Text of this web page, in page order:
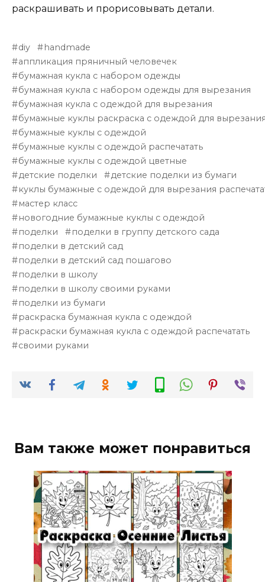
раскрашивать и прорисовывать детали.
diy
handmade
аппликация пряничный человечек
бумажная кукла с набором одежды
бумажная кукла с набором одежды для вырезания
бумажная кукла с одеждой для вырезания
бумажные куклы раскраска с одеждой для
бумажные куклы с одеждой
бумажные куклы с одеждой распечатать
бумажные куклы с одеждой цветные
детские поделки
детские поделки из бумаги
куклы бумажные с одеждой для вырезания
мастер класс
новогодние бумажные куклы с одеждой
поделки
поделки в группу детского сада
поделки в детский сад
поделки в детский сад пошагово
поделки в школу
поделки в школу своими руками
поделки из бумаги
раскраска бумажная кукла с одеждой
раскраски бумажная кукла с одеждой распечатать
своими руками
Вам также может понравиться